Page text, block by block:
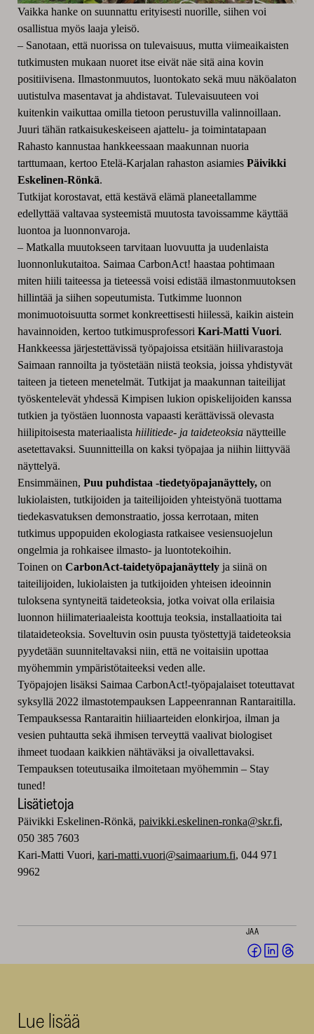
Vaikka hanke on suunnattu erityisesti nuorille, siihen voi
osallistua myös laaja yleisö.
– Sanotaan, että nuorissa on tulevaisuus, mutta viimeaikaisten
tutkimusten mukaan nuoret itse eivät näe sitä aina kovin
positiivisena. Ilmastonmuutos, luontokato sekä muu näköalaton
uutistulva masentavat ja ahdistavat. Tulevaisuuteen voi
kuitenkin vaikuttaa omilla tietoon perustuvilla valinnoillaan.
Juuri tähän ratkaisukeskeiseen ajattelu- ja toimintatapaan
Rahasto kannustaa hankkeessaan maakunnan nuoria
tarttumaan, kertoo Etelä-Karjalan rahaston asiamies Päivikki
Eskelinen-Rönkä.
Tutkijat korostavat, että kestävä elämä planeetallamme
edellyttää valtavaa systeemistä muutosta tavoissamme käyttää
luontoa ja luonnonvaroja.
– Matkalla muutokseen tarvitaan luovuutta ja uudenlaista
luonnonlukutaitoa. Saimaa CarbonAct! haastaa pohtimaan
miten hiili taiteessa ja tieteessä voisi edistää ilmastonmuutoksen
hillintää ja siihen sopeutumista. Tutkimme luonnon
monimuotoisuutta sormet konkreettisesti hiilessä, kaikin aistein
havainnoiden, kertoo tutkimusprofessori Kari-Matti Vuori.
Hankkeessa järjestettävissä työpajoissa etsitään hiilivarastoja
Saimaan rannoilta ja työstetään niistä teoksia, joissa yhdistyvät
taiteen ja tieteen menetelmät. Tutkijat ja maakunnan taiteilijat
työskentelevät yhdessä Kimpisen lukion opiskelijoiden kanssa
tutkien ja työstäen luonnosta vapaasti kerättävissä olevasta
hiilipitoisesta materiaalista hiilitiede- ja taideteoksianäytteille
asetettavaksi. Suunnitteilla on kaksi työpajaa ja niihin liittyvää
näyttelyä.
Ensimmäinen, Puu puhdistaa -tiedetyöpajanäyttely,on
lukiolaisten, tutkijoiden ja taiteilijoiden yhteistyönä tuottama
tiedekasvatuksen demonstraatio, jossa kerrotaan, miten
tutkimus uppopuiden ekologiasta ratkaisee vesiensuojelun
ongelmia ja rohkaisee ilmasto- ja luontotekoihin.
Toinen on CarbonAct-taidetyöpajanäyttelyja siinä on
taiteilijoiden, lukiolaisten ja tutkijoiden yhteisen ideoinnin
tuloksena syntyneitä taideteoksia, jotka voivat olla erilaisia
luonnon hiilimateriaaleista koottuja teoksia, installaatioita tai
tilataideteoksia. Soveltuvin osin puusta työstettyjä taideteoksia
pyydetään suunniteltavaksi niin, että ne voitaisiin upottaa
myöhemmin ympäristötaiteeksi veden alle.
Työpajojen lisäksi Saimaa CarbonAct!-työpajalaiset toteuttavat
syksyllä 2022 ilmastotempauksen Lappeenrannan Rantaraitilla.
Tempauksessa Rantaraitin hiiliaarteiden elonkirjoa, ilman ja
vesien puhtautta sekä ihmisen terveyttä vaalivat biologiset
ihmeet tuodaan kaikkien nähtäväksi ja oivallettavaksi.
Tempauksen toteutusaika ilmoitetaan myöhemmin – Stay
tuned!
Lisätietoja
Päivikki Eskelinen-Rönkä, paivikki.eskelinen-ronka@skr.fi,
050 385 7603
Kari-Matti Vuori, kari-matti.vuori@saimaarium.fi, 044 971
9962
JAA
Jaa Jaa
Lue lisää